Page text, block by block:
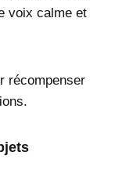
voix calme et
récompenser